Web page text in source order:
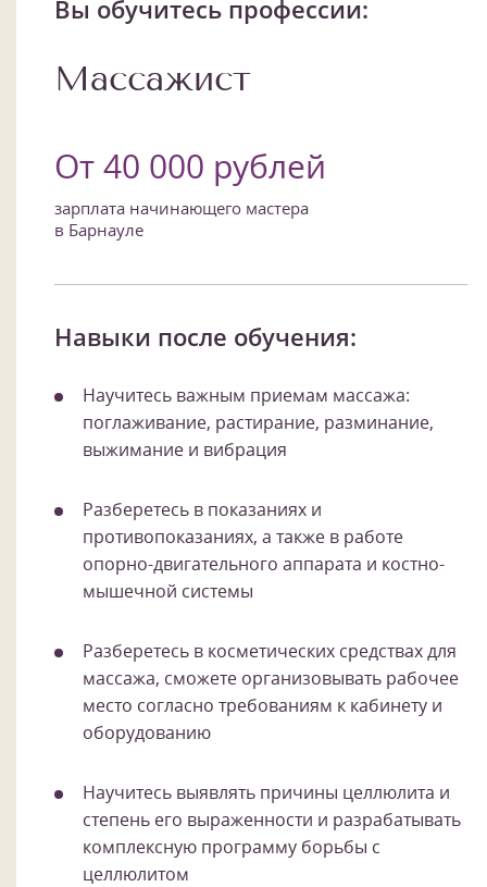
Вы обучитесь профессии:
Массажист
От 40 000 рублей
зарплата начинающего мастера
в Барнауле
Навыки после обучения:
Научитесь важным приемам массажа:
поглаживание, растирание, разминание,
выжимание и вибрация
Разберетесь в показаниях и
противопоказаниях, а также в работе
опорно-двигательного аппарата и костно-
мышечной системы
Разберетесь в косметических средствах для
массажа, сможете организовывать рабочее
место согласно требованиям к кабинету и
оборудованию
Научитесь выявлять причины целлюлита и
степень его выраженности и разрабатывать
комплексную программу борьбы с
целлюлитом